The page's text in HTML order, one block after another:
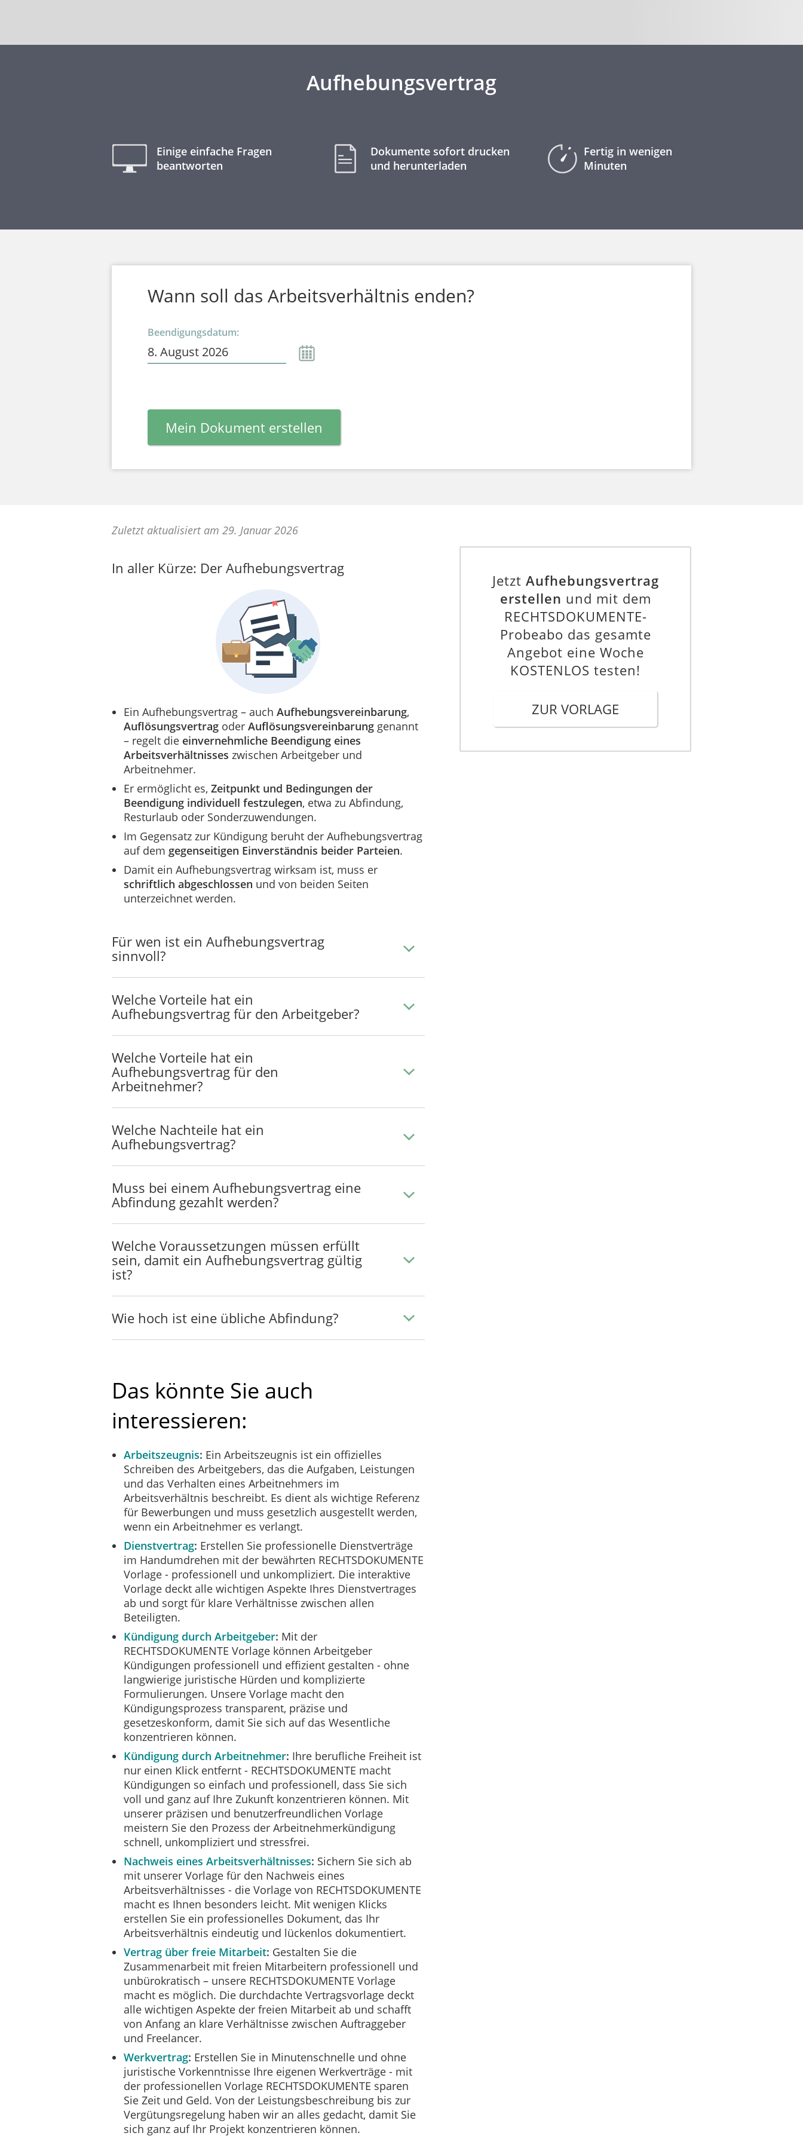
Aufhebungsvertrag
Einige einfache Fragen
beantworten
Dokumente sofort drucken
und herunterladen
Fertig in wenigen
Minuten
Wann soll das Arbeitsverhältnis enden?
Beendigungsdatum:
Mein Dokument erstellen
Zuletzt aktualisiert am 29. Januar 2026
In aller Kürze: Der Aufhebungsvertrag
Ein Aufhebungsvertrag – auch Aufhebungsvereinbarung,
Auflösungsvertrag oder Auflösungsvereinbarung genannt
– regelt die einvernehmliche Beendigung eines
Arbeitsverhältnisses zwischen Arbeitgeber und
Arbeitnehmer.
Er ermöglicht es, Zeitpunkt und Bedingungen der
Beendigung individuell festzulegen, etwa zu Abfindung,
Resturlaub oder Sonderzuwendungen.
Im Gegensatz zur Kündigung beruht der Aufhebungsvertrag
auf dem gegenseitigen Einverständnis beider Parteien.
Damit ein Aufhebungsvertrag wirksam ist, muss er
schriftlich abgeschlossen und von beiden Seiten
unterzeichnet werden.
Für wen ist ein Aufhebungsvertrag
sinnvoll?
Welche Vorteile hat ein
Aufhebungsvertrag für den Arbeitgeber?
Welche Vorteile hat ein
Aufhebungsvertrag für den
Arbeitnehmer?
Welche Nachteile hat ein
Aufhebungsvertrag?
Muss bei einem Aufhebungsvertrag eine
Abfindung gezahlt werden?
Welche Voraussetzungen müssen erfüllt
sein, damit ein Aufhebungsvertrag gültig
ist?
Wie hoch ist eine übliche Abfindung?
Das könnte Sie auch
interessieren:
Arbeitszeugnis Ein Arbeitszeugnis ist ein offizielles
Schreiben des Arbeitgebers, das die Aufgaben, Leistungen
und das Verhalten eines Arbeitnehmers im
Arbeitsverhältnis beschreibt. Es dient als wichtige Referenz
für Bewerbungen und muss gesetzlich ausgestellt werden,
wenn ein Arbeitnehmer es verlangt.
Dienstvertrag Erstellen Sie professionelle Dienstverträge
im Handumdrehen mit der bewährten RECHTSDOKUMENTE
Vorlage - professionell und unkompliziert. Die interaktive
Vorlage deckt alle wichtigen Aspekte Ihres Dienstvertrages
ab und sorgt für klare Verhältnisse zwischen allen
Beteiligten.
Kündigung durch Arbeitgeber Mit der
RECHTSDOKUMENTE Vorlage können Arbeitgeber
Kündigungen professionell und effizient gestalten - ohne
langwierige juristische Hürden und komplizierte
Formulierungen. Unsere Vorlage macht den
Kündigungsprozess transparent, präzise und
gesetzeskonform, damit Sie sich auf das Wesentliche
konzentrieren können.
Kündigung durch Arbeitnehmer Ihre berufliche Freiheit ist
nur einen Klick entfernt - RECHTSDOKUMENTE macht
Kündigungen so einfach und professionell, dass Sie sich
voll und ganz auf Ihre Zukunft konzentrieren können. Mit
unserer präzisen und benutzerfreundlichen Vorlage
meistern Sie den Prozess der Arbeitnehmerkündigung
schnell, unkompliziert und stressfrei.
Nachweis eines Arbeitsverhältnisses Sichern Sie sich ab
mit unserer Vorlage für den Nachweis eines
Arbeitsverhältnisses - die Vorlage von RECHTSDOKUMENTE
macht es Ihnen besonders leicht. Mit wenigen Klicks
erstellen Sie ein professionelles Dokument, das Ihr
Arbeitsverhältnis eindeutig und lückenlos dokumentiert.
Vertrag über freie Mitarbeit Gestalten Sie die
Zusammenarbeit mit freien Mitarbeitern professionell und
unbürokratisch – unsere RECHTSDOKUMENTE Vorlage
macht es möglich. Die durchdachte Vertragsvorlage deckt
alle wichtigen Aspekte der freien Mitarbeit ab und schafft
von Anfang an klare Verhältnisse zwischen Auftraggeber
und Freelancer.
Werkvertrag Erstellen Sie in Minutenschnelle und ohne
juristische Vorkenntnisse Ihre eigenen Werkverträge - mit
der professionellen Vorlage RECHTSDOKUMENTE sparen
Sie Zeit und Geld. Von der Leistungsbeschreibung bis zur
Vergütungsregelung haben wir an alles gedacht, damit Sie
sich ganz auf Ihr Projekt konzentrieren können.
Jetzt Aufhebungsvertrag
erstellen und mit dem
RECHTSDOKUMENTE-
Probeabo das gesamte
Angebot eine Woche
KOSTENLOS testen!
ZUR VORLAGE